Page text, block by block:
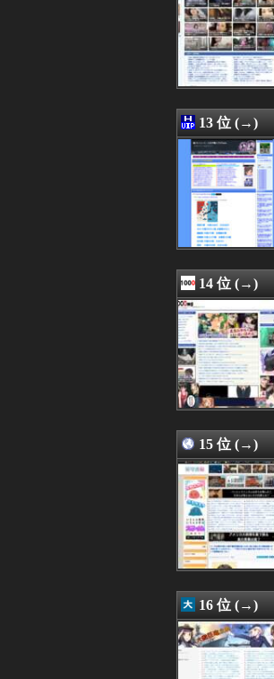
08/06 16:10
08/06 16:10
08/06 16:09
08/06 16:09
08/06 16:09
08/06 16:08
08/06 16:08
08/06 16:06
08/06 16:06
08/06 16:05
08/06 16:05
08/06 16:05
08/06 16:05
08/06 16:05
08/06 16:05
08/06 16:05
08/06 16:04
08/06 16:03
08/06 16:03
08/06 16:03
08/06 16:03
08/06 16:03
08/06 16:02
08/06 16:02
08/06 16:01
08/06 16:01
13 位 (→)
14 位 (→)
15 位 (→)
16 位 (→)